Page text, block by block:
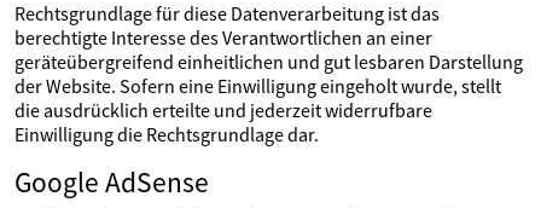
Rechtsgrundlage für diese Datenverarbeitung ist das
berechtigte Interesse des Verantwortlichen an einer
geräteübergreifend einheitlichen und gut lesbaren Darstellung
der Website. Sofern eine Einwilligung eingeholt wurde, stellt
die ausdrücklich erteilte und jederzeit widerrufbare
Einwilligung die Rechtsgrundlage dar.
Google AdSense